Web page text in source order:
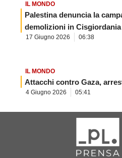
IL MONDO
Palestina denuncia la
demolizioni in Cisgiordania
17 Giugno 2026 06:38
IL MONDO
Attacchi contro Gaza,
4 Giugno 2026 05:41